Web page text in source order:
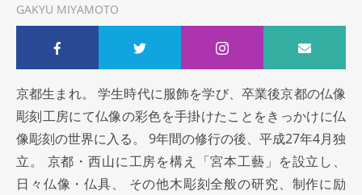
GAKYU MIYAMOTO
京都生まれ。 学生時代に服飾を学び、卒業後京都の仏像
彫刻工房にて仏像の彩色を手掛けたことをきっかけに仏
像彫刻の世界に入る。 9年間の修行の後、平成27年4月独
立。 京都・西山に工房を構え「宮本工藝」を設立し、
日々仏像・仏具、 その他木彫刻全般の研究、制作に励